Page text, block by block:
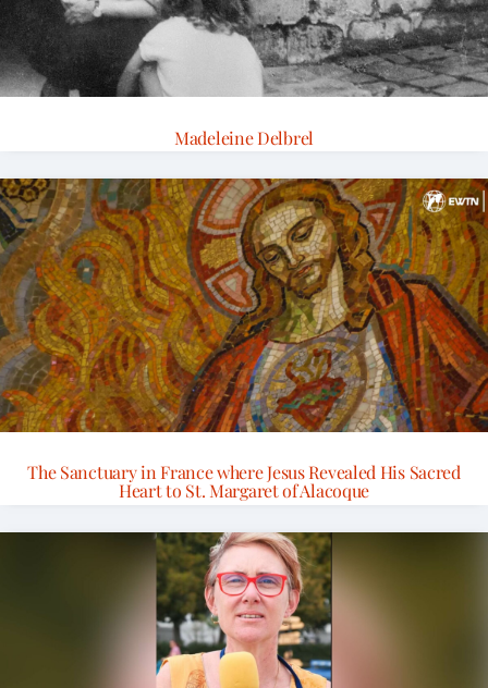
Madeleine Delbrel
The Sanctuary in France where Jesus Revealed His Sacred
Heart to St. Margaret of Alacoque